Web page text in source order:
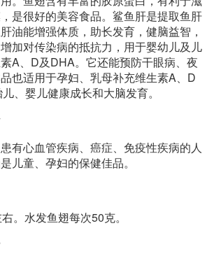
是很好的美容食品。鲨鱼肝是提取鱼肝
油能增强体质，助长发育，健脑益智，
加对传染病的抵抗力，用于婴幼儿及儿
A、D及DHA。它还能预防干眼病、夜
也适用于孕妇、乳母补充维生素A、D
、婴儿健康成长和大脑发育。
有心血管疾病、癌症、免疫性疾病的人
儿童、孕妇的保健佳品。
。水发鱼翅每次50克。